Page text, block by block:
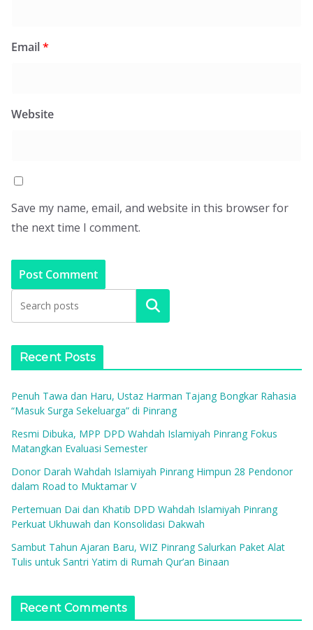
Email*
Website
Save my name, email, and website in this browser for
the next time I comment.
Search
Recent Posts
Penuh Tawa dan Haru, Ustaz Harman Tajang Bongkar Rahasia
“Masuk Surga Sekeluarga” di Pinrang
Resmi Dibuka, MPP DPD Wahdah Islamiyah Pinrang Fokus
Matangkan Evaluasi Semester
Donor Darah Wahdah Islamiyah Pinrang Himpun 28 Pendonor
dalam Road to Muktamar V
Pertemuan Dai dan Khatib DPD Wahdah Islamiyah Pinrang
Perkuat Ukhuwah dan Konsolidasi Dakwah
Sambut Tahun Ajaran Baru, WIZ Pinrang Salurkan Paket Alat
Tulis untuk Santri Yatim di Rumah Qur’an Binaan
Recent Comments